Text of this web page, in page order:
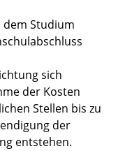
dem Studium
sich
der Kosten
Stellen bis zu
der
entstehen.